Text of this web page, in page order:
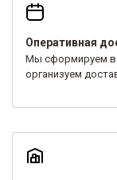
Оперативная
Мы сформируем
организуем